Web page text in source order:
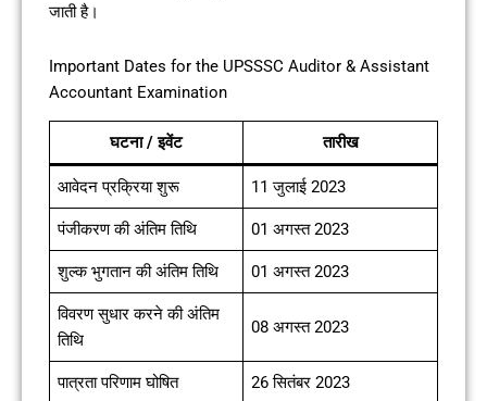
जाती है।
Important Dates for the UPSSSC Auditor & Assistant
Accountant Examination
घटना / इवेंट तारीख
आवेदन प्रक्रिया शुरू 11 जुलाई 2023
पंजीकरण की अंतिम तिथि 01 अगस्त 2023
शुल्क भुगतान की अंतिम तिथि 01 अगस्त 2023
विवरण सुधार करने की अंतिम
तिथि
08 अगस्त 2023
पात्रता परिणाम घोषित 26 सितंबर 2023